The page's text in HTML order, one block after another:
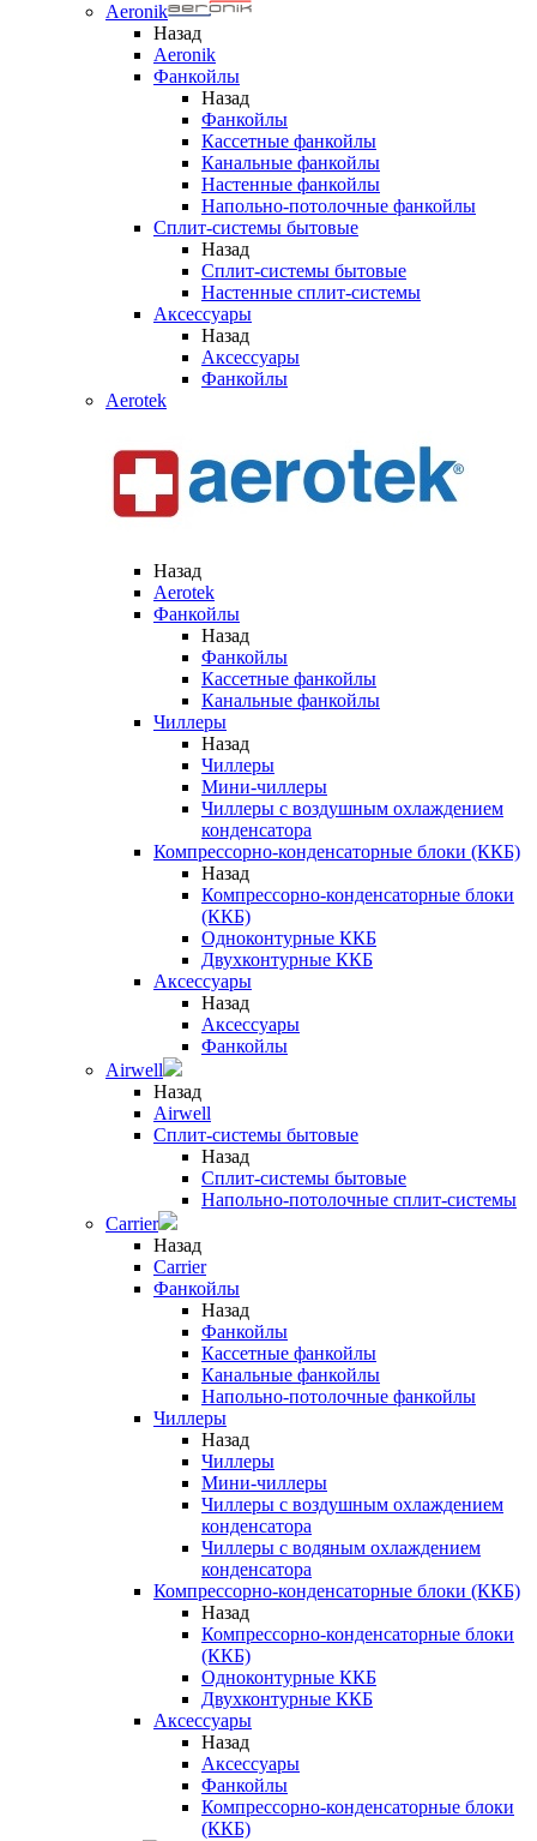
Aeronik
Назад
Aeronik
Фанкойлы
Назад
Фанкойлы
Кассетные фанкойлы
Канальные фанкойлы
Настенные фанкойлы
Напольно-потолочные фанкойлы
Сплит-системы бытовые
Назад
Сплит-системы бытовые
Настенные сплит-системы
Аксессуары
Назад
Аксессуары
Фанкойлы
Aerotek
Назад
Aerotek
Фанкойлы
Назад
Фанкойлы
Кассетные фанкойлы
Канальные фанкойлы
Чиллеры
Назад
Чиллеры
Мини-чиллеры
Чиллеры с воздушным охлаждением
конденсатора
Компрессорно-конденсаторные блоки (ККБ)
Назад
Компрессорно-конденсаторные блоки
(ККБ)
Одноконтурные ККБ
Двухконтурные ККБ
Аксессуары
Назад
Аксессуары
Фанкойлы
Airwell
Назад
Airwell
Сплит-системы бытовые
Назад
Сплит-системы бытовые
Напольно-потолочные сплит-системы
Carrier
Назад
Carrier
Фанкойлы
Назад
Фанкойлы
Кассетные фанкойлы
Канальные фанкойлы
Напольно-потолочные фанкойлы
Чиллеры
Назад
Чиллеры
Мини-чиллеры
Чиллеры с воздушным охлаждением
конденсатора
Чиллеры с водяным охлаждением
конденсатора
Компрессорно-конденсаторные блоки (ККБ)
Назад
Компрессорно-конденсаторные блоки
(ККБ)
Одноконтурные ККБ
Двухконтурные ККБ
Аксессуары
Назад
Аксессуары
Фанкойлы
Компрессорно-конденсаторные блоки
(ККБ)